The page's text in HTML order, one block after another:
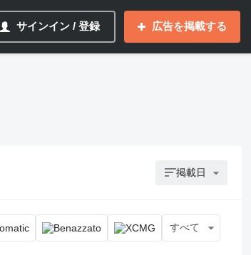
サインイン / 登録 広告を掲載する
掲載日
すべて